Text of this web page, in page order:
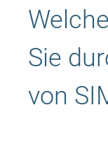
Sie
von